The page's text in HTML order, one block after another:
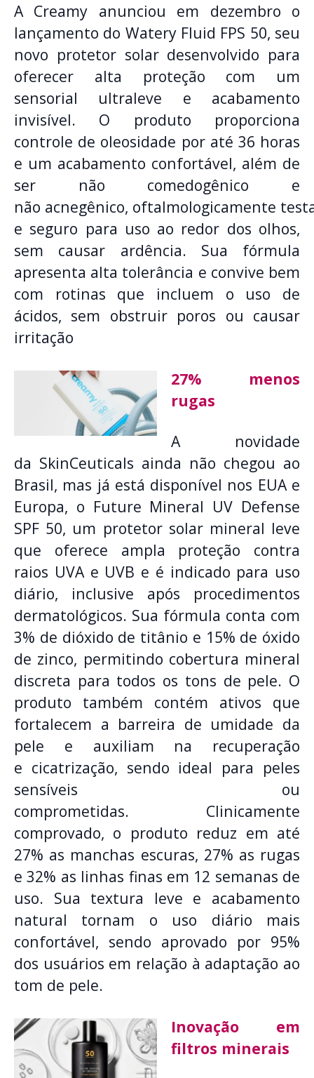
A Creamy anunciou em dezembro o
lançamento do Watery Fluid FPS 50, seu
novo protetor solar desenvolvido para
oferecer alta proteção com um
sensorial ultraleve e acabamento
invisível. O produto proporciona
controle de oleosidade por até 36 horas
e um acabamento confortável, além de
ser não comedogênico e
não acnegênico, oftalmologicamente
e seguro para uso ao redor dos olhos,
sem causar ardência. Sua fórmula
apresenta alta tolerância e convive bem
com rotinas que incluem o uso de
ácidos, sem obstruir poros ou causar
irritação
27% menos
rugas
A novidade
da SkinCeuticals ainda não chegou ao
Brasil, mas já está disponível nos EUA e
Europa, o Future Mineral UV Defense
SPF 50, um protetor solar mineral leve
que oferece ampla proteção contra
raios UVA e UVB e é indicado para uso
diário, inclusive após procedimentos
dermatológicos. Sua fórmula conta com
3% de dióxido de titânio e 15% de óxido
de zinco, permitindo cobertura mineral
discreta para todos os tons de pele. O
produto também contém ativos que
fortalecem a barreira de umidade da
pele e auxiliam na recuperação
e cicatrização, sendo ideal para peles
sensíveis ou
comprometidas. Clinicamente
comprovado, o produto reduz em até
27% as manchas escuras, 27% as rugas
e 32% as linhas finas em 12 semanas de
uso. Sua textura leve e acabamento
natural tornam o uso diário mais
confortável, sendo aprovado por 95%
dos usuários em relação à adaptação ao
tom de pele.
Inovação em
filtros minerais